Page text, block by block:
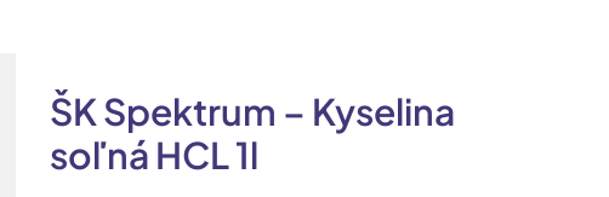
ŠK Spektrum – Kyselina
soľná HCL 1l